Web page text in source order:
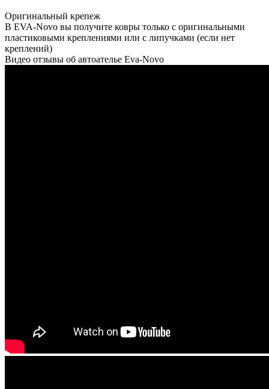
Оригинальный крепеж
В EVA-Novo вы получите ковры только с оригинальными
пластиковыми креплениями или с липучками (если нет
креплений)
Видео отзывы об автоателье Eva-Novo